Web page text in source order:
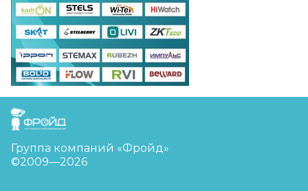
FreudGroup
Группа компаний «Фройд»
©2009—2026